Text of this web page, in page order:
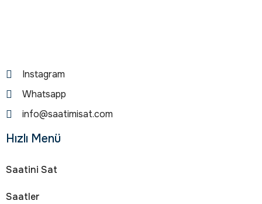
Instagram
Whatsapp
info@saatimisat.com
Hızlı Menü
Saatini Sat
Saatler